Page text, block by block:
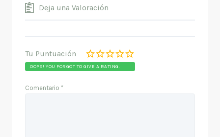
Deja una Valoración
Tu Puntuación
OOPS! YOU FORGOT TO GIVE A RATING.
Comentario *